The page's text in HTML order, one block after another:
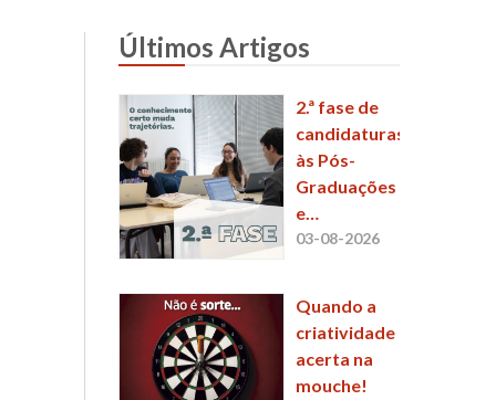
Últimos Artigos
2.ª fase de
candidaturas
às Pós-
Graduações
e
Mestrados
decorrer
03-08-2026
Quando a
criatividade
acerta na
mouche!